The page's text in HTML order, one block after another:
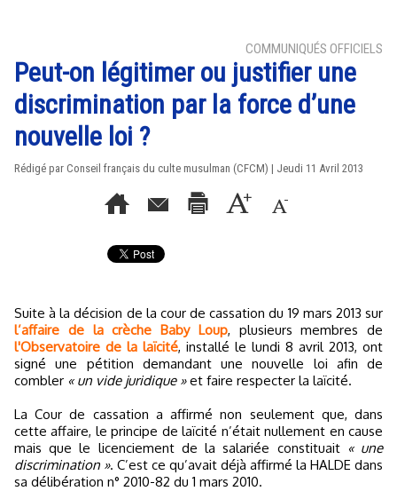
COMMUNIQUÉS OFFICIELS
Peut-on légitimer ou justifier une
discrimination par la force d’une
nouvelle loi ?
Rédigé par Conseil français du culte musulman (CFCM) | Jeudi 11 Avril 2013
Suite à la décision de la cour de cassation du 19 mars 2013 sur
l’affaire de la crèche Baby Loup, plusieurs membres de
l'Observatoire de la laïcité, installé le lundi 8 avril 2013, ont
signé une pétition demandant une nouvelle loi afin de
combler « un vide juridique »et faire respecter la laïcité.
La Cour de cassation a affirmé non seulement que, dans
cette affaire, le principe de laïcité n’était nullement en cause
mais que le licenciement de la salariée constituait « une
discrimination ». C’est ce qu’avait déjà affirmé la HALDE dans
sa délibération n° 2010-82 du 1 mars 2010.